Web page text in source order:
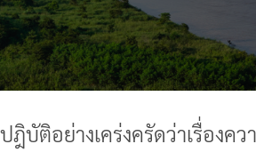
ปฎิบัติอย่างเคร่งครัดว่าเรื่อง